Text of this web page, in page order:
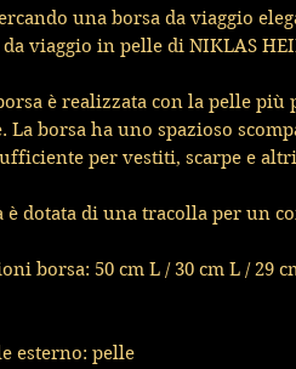
una borsa da viaggio
viaggio in pelle di NIKLAS
è realizzata con la pelle più
La borsa ha uno spazioso
per vestiti, scarpe e
è dotata di una tracolla per un
borsa: 50 cm L / 30 cm L / 29
esterno: pelle